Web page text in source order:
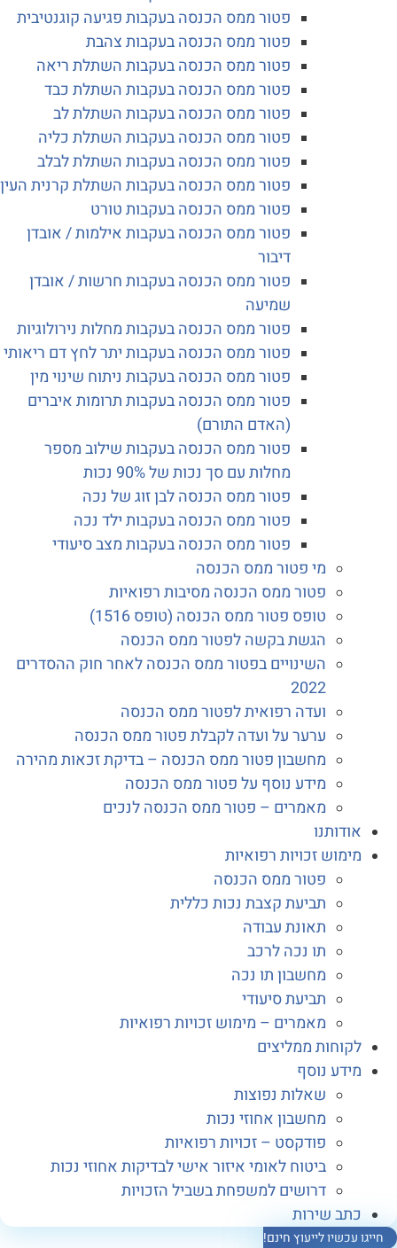
פטור ממס הכנסה בעקבות פגיעה קוגנטיבית
פטור ממס הכנסה בעקבות צהבת
פטור ממס הכנסה בעקבות השתלת ריאה
פטור ממס הכנסה בעקבות השתלת כבד
פטור ממס הכנסה בעקבות השתלת לב
פטור ממס הכנסה בעקבות השתלת כליה
פטור ממס הכנסה בעקבות השתלת לבלב
פטור ממס הכנסה בעקבות השתלת קרנית העין
פטור ממס הכנסה בעקבות טורט
פטור ממס הכנסה בעקבות אילמות / אובדן
פטור ממס הכנסה בעקבות חרשות / אובדן
פטור ממס הכנסה בעקבות מחלות נירולוגיות
פטור ממס הכנסה בעקבות יתר לחץ דם ריאותי
פטור ממס הכנסה בעקבות ניתוח שינוי מין
פטור ממס הכנסה בעקבות תרומות איברים
(האדם התורם)
פטור ממס הכנסה בעקבות שילוב מספר
מחלות עם סך נכות של 90% נכות
פטור ממס הכנסה לבן זוג של נכה
פטור ממס הכנסה בעקבות ילד נכה
פטור ממס הכנסה בעקבות מצב סיעודי
מי פטור ממס הכנסה
פטור ממס הכנסה מסיבות רפואיות
טופס פטור ממס הכנסה (טופס 1516)
הגשת בקשה לפטור ממס הכנסה
השינויים בפטור ממס הכנסה לאחר חוק ההסדרים
ועדה רפואית לפטור ממס הכנסה
ערער על ועדה לקבלת פטור ממס הכנסה
מחשבון פטור ממס הכנסה – בדיקת זכאות מהירה
מידע נוסף על פטור ממס הכנסה
מאמרים – פטור ממס הכנסה לנכים
זכויות רפואיות
פטור ממס הכנסה
תביעת קצבת נכות כללית
תאונת עבודה
תו נכה לרכב
מחשבון תו נכה
תביעת סיעודי
מאמרים – מימוש זכויות רפואיות
ממליצים
נוסף
שאלות נפוצות
מחשבון אחוזי נכות
פודקסט – זכויות רפואיות
ביטוח לאומי איזור אישי לבדיקות אחוזי נכות
דרושים למשפחת בשביל הזכויות
שירות
לייעוץ חינם!